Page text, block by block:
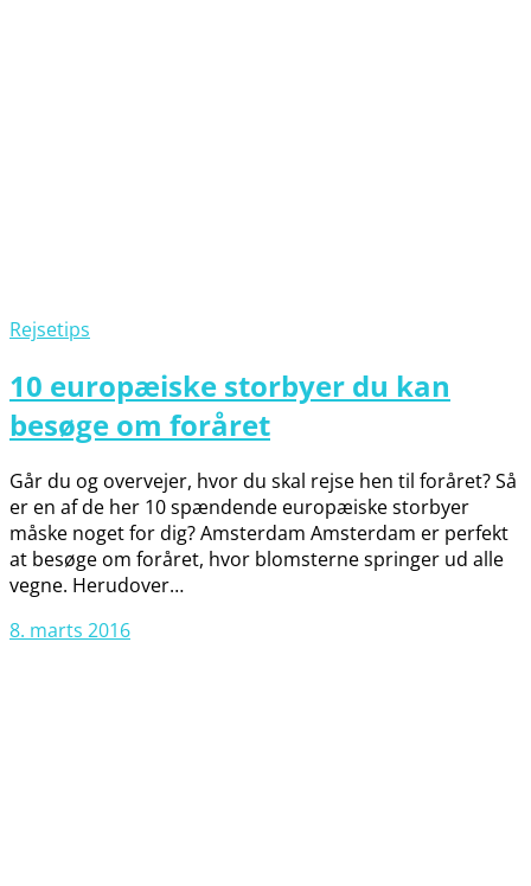
Rejsetips
10 europæiske storbyer du kan
besøge om foråret
Går du og overvejer, hvor du skal rejse hen til foråret? Så
er en af de her 10 spændende europæiske storbyer
måske noget for dig? Amsterdam Amsterdam er perfekt
at besøge om foråret, hvor blomsterne springer ud alle
vegne. Herudover…
8. marts 2016